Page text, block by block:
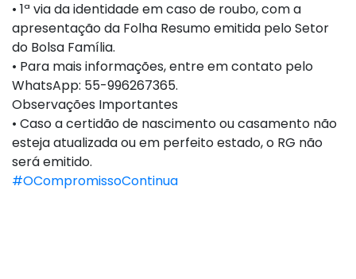
• 1ª via da identidade em caso de roubo, com a
apresentação da Folha Resumo emitida pelo Setor
do Bolsa Família.
• Para mais informações, entre em contato pelo
WhatsApp: 55-996267365.
Observações Importantes
• Caso a certidão de nascimento ou casamento não
esteja atualizada ou em perfeito estado, o RG não
será emitido.
#OCompromissoContinua